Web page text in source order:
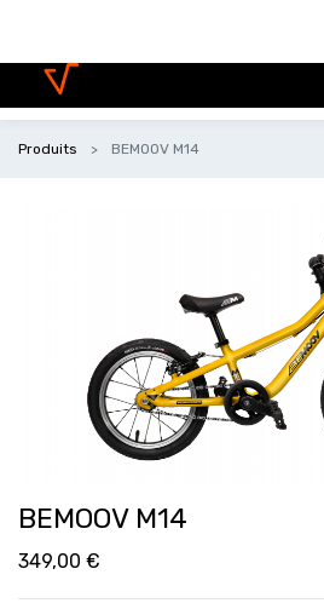
Produits BEMOOV M14
BEMOOV M14
349,00 €